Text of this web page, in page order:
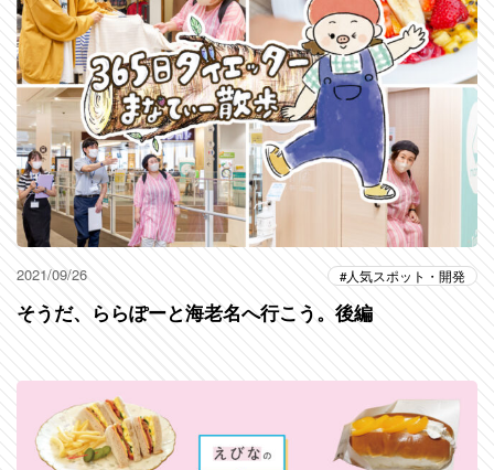
2021/09/26 人気スポット・開発
そうだ、ららぽーと海老名へ行こう。後編